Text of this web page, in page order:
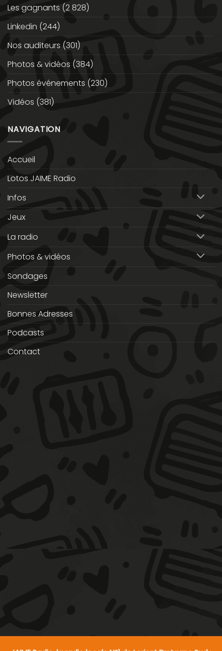
Les gagnants (2 828)
Linkedin (244)
Nos auditeurs (301)
Photos & vidéos (384)
Photos événements (230)
Vidéos (381)
NAVIGATION
Accueil
Lotos JAIME Radio
Infos
Jeux
La radio
Photos & vidéos
Sondages
Newsletter
Bonnes Adresses
Podcasts
Contact